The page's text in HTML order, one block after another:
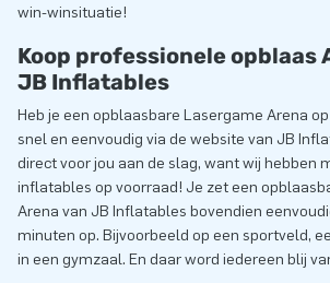
win-winsituatie!
Koop professionele
JB Inflatables
Heb je een opblaasbare Lasergame Arena
snel en eenvoudig via de website van JB
direct voor jou aan de slag, want wij hebben
inflatables op voorraad! Je zet een
Arena van JB Inflatables bovendien
minuten op. Bijvoorbeeld op een sportveld,
in een gymzaal. En daar word iedereen blij